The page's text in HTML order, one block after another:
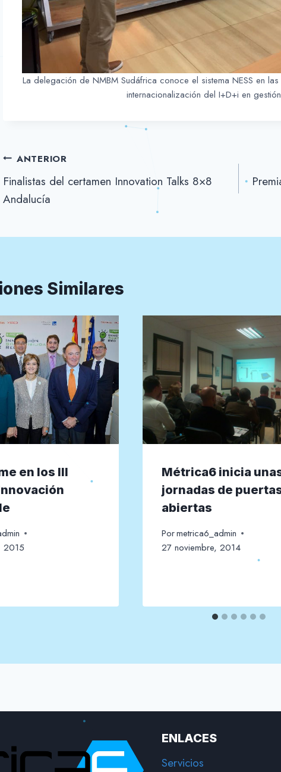
La delegación de NMBM Sudáfrica conoce el sistema NESS en
internacionalización del I+D+i en
Navegación
de
ANTERIOR
Finalistas del certamen Innovation Talks 8×8
Andalucía
Similares
en los III
2015
Métrica6 inicia
jornadas de
abiertas
Pormetrica6_admin
27 noviembre, 2014
ENLACES
Servicios